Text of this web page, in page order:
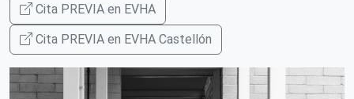
Cita PREVIA en EVHA
Cita PREVIA en EVHA Castellón